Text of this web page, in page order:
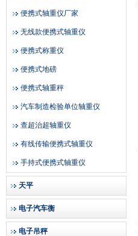
便携式轴重仪厂家
无线款便携式轴重仪
便携式称重仪
便携式地磅
便携式轴重秤
汽车制造检验单位轴重仪
查超治超轴重仪
有线传输便携式轴重仪
手持式便携式轴重仪
天平
电子汽车衡
电子吊秤